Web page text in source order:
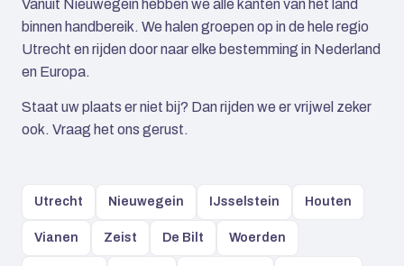
Vanuit Nieuwegein hebben we alle kanten van het land
binnen handbereik. We halen groepen op in de hele regio
Utrecht en rijden door naar elke bestemming in Nederland
en Europa.
Staat uw plaats er niet bij? Dan rijden we er vrijwel zeker
ook. Vraag het ons gerust.
Utrecht Nieuwegein IJsselstein Houten
Vianen Zeist De Bilt Woerden